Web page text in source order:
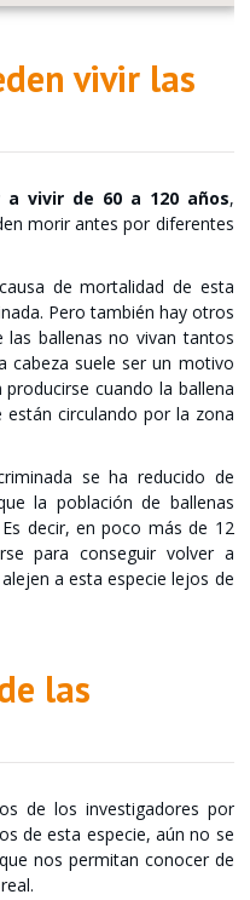
vivir las
a vivir de 60 a 120 años,
morir antes por diferentes
de mortalidad de esta
Pero también hay otros
ballenas no vivan tantos
cabeza suele ser un motivo
cuando la ballena
circulando por la zona
se ha reducido de
la población de ballenas
decir, en poco más de 12
para conseguir volver a
a esta especie lejos de
las
de los investigadores por
de esta especie, aún no se
nos permitan conocer de